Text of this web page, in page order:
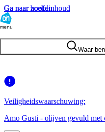
Ga naar hoofdinhoud
Ga naar zoeken
menu
Waar
Veiligheidswaarschuwing:
Amo Gusti - olijven gevuld met